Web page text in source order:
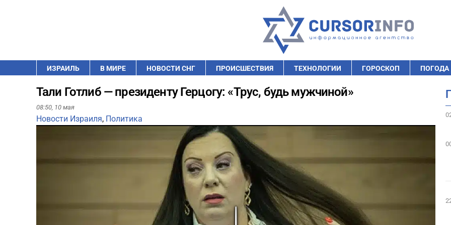
ИЗРАИЛЬ В МИРЕ НОВОСТИ СНГ ПРОИСШЕСТВИЯ ТЕХНОЛОГИИ ГОРОСКОП ПОГОДА
Тали Готлиб — президенту Герцогу: «Трус, будь мужчиной»
08:50, 10 мая
Новости Израиля, Политика